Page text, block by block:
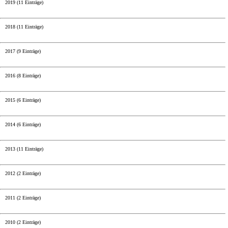
2019 (11 Einträge)
2018 (11 Einträge)
2017 (9 Einträge)
2016 (8 Einträge)
2015 (6 Einträge)
2014 (6 Einträge)
2013 (11 Einträge)
2012 (2 Einträge)
2011 (2 Einträge)
2010 (2 Einträge)